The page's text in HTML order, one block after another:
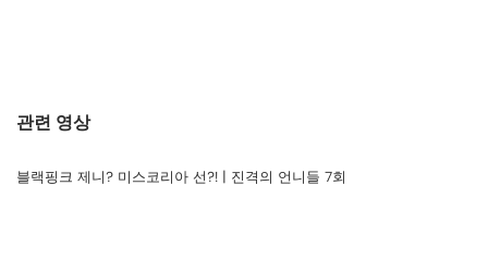
관련 영상
블랙핑크 제니? 미스코리아 선?! | 진격의 언니들 7회